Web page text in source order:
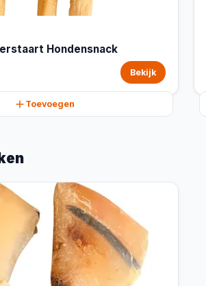
Hondensnack
Bekijk
Toevoegen